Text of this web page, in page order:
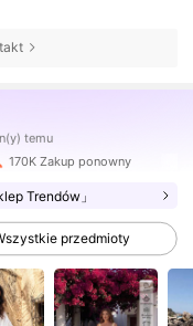
170K Zakup ponowny
Trendów」
przedmioty